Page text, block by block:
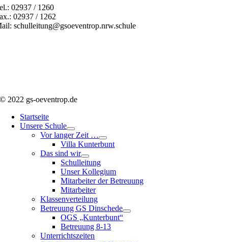
02937 / 1260
02937 / 1262
schulleitung@gsoeventrop.nrw.schule
© 2022 gs-oeventrop.de
Startseite
Unsere Schule
Vor langer Zeit …
Villa Kunterbunt
Das sind wir
Schulleitung
Unser Kollegium
Mitarbeiter der Betreuung
Mitarbeiter
Klassenverteilung
Betreuung GS Dinschede
OGS „Kunterbunt“
Betreuung 8-13
Unterrichtszeiten